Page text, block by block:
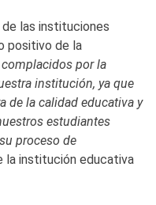
las instituciones
positivo de la
por la
institución, ya que
de la calidad educativa y
estudiantes
proceso de
la institución educativa